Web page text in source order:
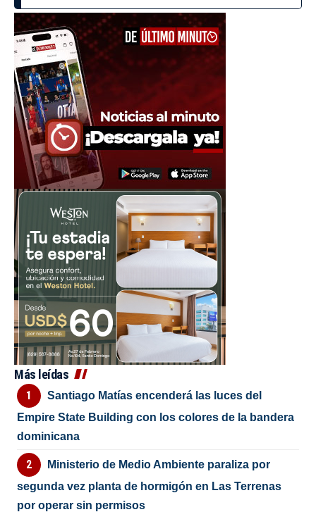
Más leídas
Santiago Matías encenderá las luces del
Empire State Building con los colores de la bandera
dominicana
Ministerio de Medio Ambiente paraliza por
segunda vez planta de hormigón en Las Terrenas
por operar sin permisos